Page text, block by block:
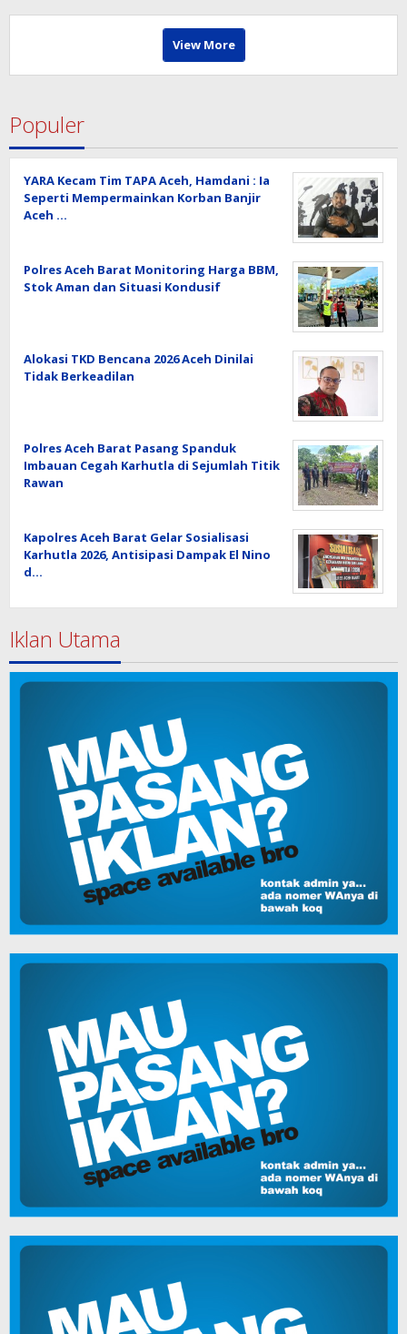
View More
Populer
YARA Kecam Tim TAPA Aceh, Hamdani : Ia
Seperti Mempermainkan Korban Banjir
Aceh …
Polres Aceh Barat Monitoring Harga BBM,
Stok Aman dan Situasi Kondusif
Alokasi TKD Bencana 2026 Aceh Dinilai
Tidak Berkeadilan
Polres Aceh Barat Pasang Spanduk
Imbauan Cegah Karhutla di Sejumlah Titik
Rawan
Kapolres Aceh Barat Gelar Sosialisasi
Karhutla 2026, Antisipasi Dampak El Nino
d…
Iklan Utama